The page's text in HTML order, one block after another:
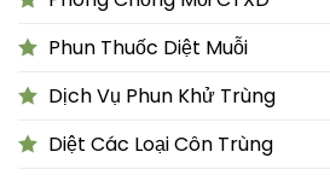
Phun Thuốc Diệt Muỗi
Dịch Vụ Phun Khử Trùng
Diệt Các Loại Côn Trùng